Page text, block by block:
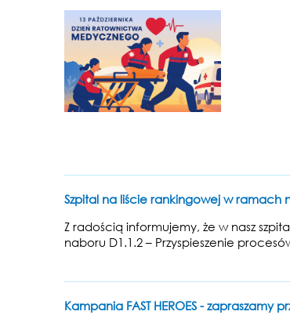
Szpital na liście rankingowej w ramach
Z radością informujemy, że w nasz
naboru D1.1.2 – Przyspieszenie
Kampania FAST HEROES -